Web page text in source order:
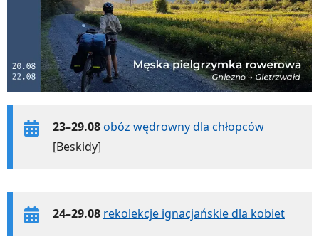
23–29.08obóz wędrowny dla chłopców
[Beskidy]
24–29.08 rekolekcje ignacjańskie dla kobiet